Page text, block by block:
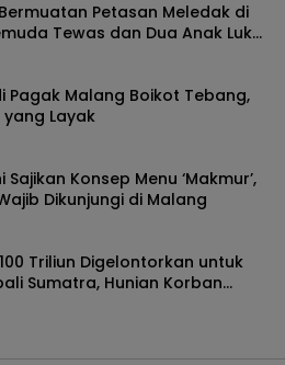
Petasan Meledak di
Tewas dan Dua Anak Luka
Pagak Malang Boikot Tebang,
Layak
Konsep Menu ‘Makmur’,
Dikunjungi di Malang
Triliun Digelontorkan untuk
Sumatra, Hunian Korban
Difokuskan